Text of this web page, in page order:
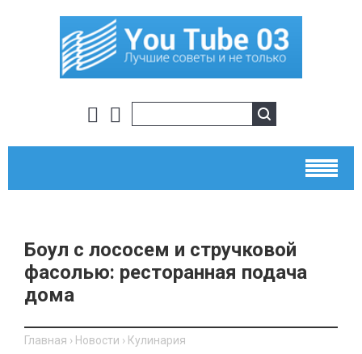
Боул с лососем и стручковой
фасолью: ресторанная подача
дома
Главная › Новости › Кулинария